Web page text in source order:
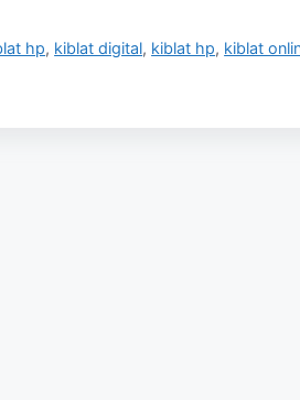
hp, kiblat digital, kiblat hp, kiblat